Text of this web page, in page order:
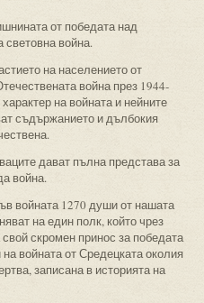
от победата над
война.
на населението от
война през 1944-
на войната и нейните
съдържанието и дълбокия
дават пълна представа за
война.
войната 1270 души от нашата
на един полк, който чрез
скромен принос за победата
войната от Средецката околия
записана в историята на